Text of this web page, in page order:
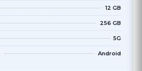
12 GB
256 GB
5G
Android